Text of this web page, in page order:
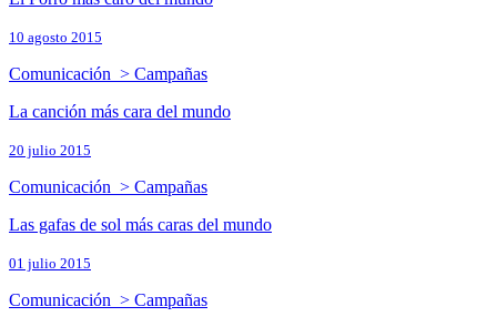
10 agosto 2015
Comunicación > Campañas
La canción más cara del mundo
20 julio 2015
Comunicación > Campañas
Las gafas de sol más caras del mundo
01 julio 2015
Comunicación > Campañas